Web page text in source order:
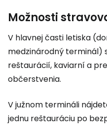
Možnosti
V hlavnej časti letiska
medzinárodný terminál)
reštaurácií, kaviarní a
občerstvenia.
V južnom termináli
jednu reštauráciu po